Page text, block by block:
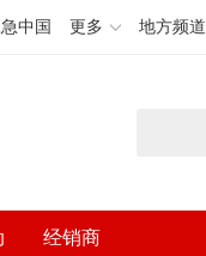
中国 更多 地方频道
经销商